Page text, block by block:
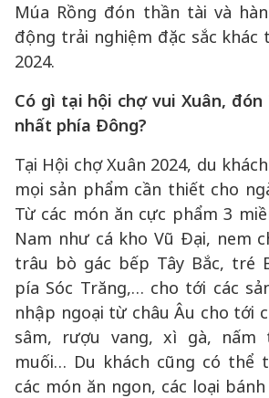
Múa Rồng đón thần tài và
động trải nghiệm đặc sắc khác
2024.
Có gì tại hội chợ vui Xuân,
nhất phía Đông?
Tại Hội chợ Xuân 2024, du
mọi sản phẩm cần thiết cho
Từ các món ăn cực phẩm 3
Nam như cá kho Vũ Đại, nem
trâu bò gác bếp Tây Bắc, tré
pía Sóc Trăng,… cho tới các
nhập ngoại từ châu Âu cho tới
sâm, rượu vang, xì gà,
muối… Du khách cũng có thể
các món ăn ngon, các loại